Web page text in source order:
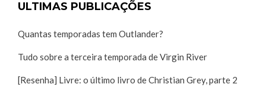
ULTIMAS PUBLICAÇÕES
Quantas temporadas tem Outlander?
Tudo sobre a terceira temporada de Virgin River
[Resenha] Livre: o último livro de Christian Grey, parte 2